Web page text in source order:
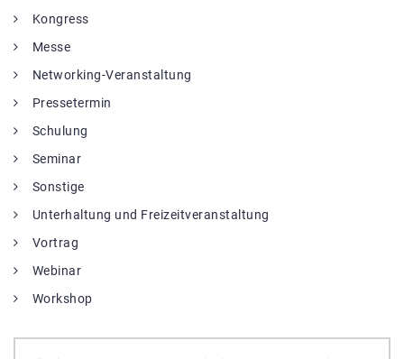
Kongress
Messe
Networking-Veranstaltung
Pressetermin
Schulung
Seminar
Sonstige
Unterhaltung und Freizeitveranstaltung
Vortrag
Webinar
Workshop